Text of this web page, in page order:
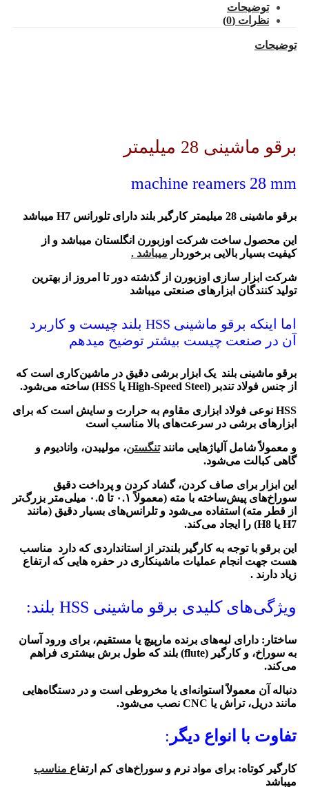
توضیحات
نظرات (0)
توضیحات
برقو ماشینی 28 میلیمتر
machine reamers 28 mm
برقو ماشینی 28 میلیمتر کارگیر بلند دارای تلورانس H7 میباشد
این محصول ساخت شرکت اوزبورن انگلستان میباشد و از
کیفیت بسیار بالایی برخوردار میباشد .
شرکت ابزار سازی اوزبورن از گذشته دور تا امروز از بهترین
تولید کنندگان ابزارهای صنعتی میباشد
اما اینکه برقو ماشینی HSS بلند چیست و کاربرد
آن در صنعت چیست بیشتر توضیح میدهم
برقو ماشینی بلند یک ابزار برشی دقیق در ماشین‌کاری است که
از جنس فولاد تندبر (High-Speed Steel یا HSS) ساخته می‌شود.
HSS نوعی فولاد ابزاری مقاوم به حرارت و سایش است که برای
ابزارهای برشی در سرعت‌های بالا مناسب است
و معمولاً شامل آلیاژهایی مانندتنگستن، مولیبدن، وانادیوم و
گاهی کبالت می‌شود.
این ابزار برای صاف کردن، گشاد کردن و پرداخت دقیق
سوراخ‌های پیش‌ساخته با مته
(معمولاً ۰.۱ تا ۰.۵ میلی‌متر بزرگ‌تر
از قطر مته) استفاده می‌شود و تلرانس‌های بسیار دقیق (مانند
H7 یا H8) را ایجاد می‌کند.
این برقو با توجه به کارگیر بلندتر از استانداردی که دارد مناسب
هست جهت انجام عملیات ماشینکاری در حفره هایی که ارتفاع
زیاد دارند .
ویژگی‌های کلیدی برقو ماشینی HSS بلند:
ساختار : دارای لبه‌های برنده مارپیچ یا مستقیم، برای ورود آسان
به سوراخ، وکارگیر (flute) بلند
که طول برش بیشتری فراهم
می‌کند.
دنباله آن معمولاً استوانه‌ای یا مخروطی است و در دستگاه‌هایی
مانند دریل، تراش یا CNC نصب می‌شود.
تفاوت با انواع دیگر :
کارگیر کوتاه: برای مواد نرم و سوراخ‌های کم‌ ارتفاع مناسب
میباشد